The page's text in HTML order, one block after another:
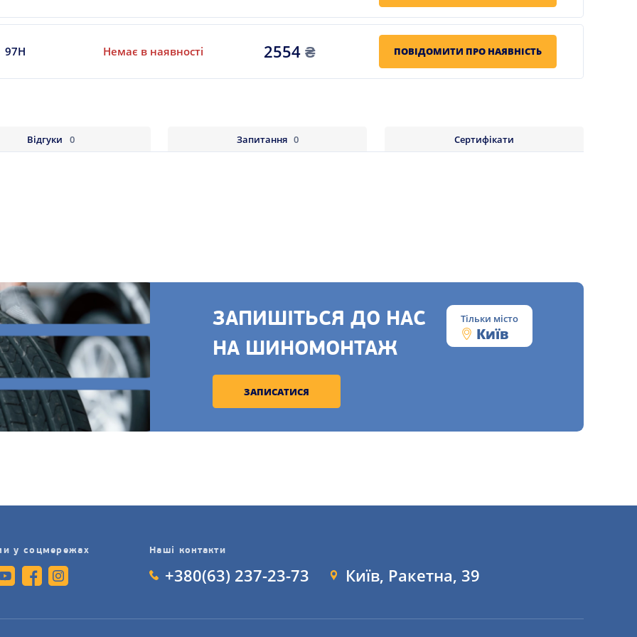
97H Немає в наявності 2554₴ ПОВІДОМИТИ ПРО НАЯВНІСТЬ
Відгуки 0 Запитання 0 Сертифікати
ЗАПИШІТЬСЯ ДО НАС
НА ШИНОМОНТАЖ
Тільки місто
Київ
ЗАПИСАТИСЯ
у соцмережах Наші контакти
+380(63) 237-23-73 Київ, Ракетна, 39